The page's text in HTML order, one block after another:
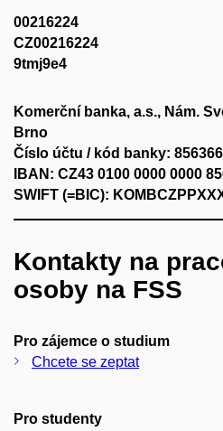
00216224
CZ00216224
9tmj9e4
Komerční banka, a.s., Nám.
Brno
Číslo účtu / kód banky:
IBAN: CZ43 0100 0000 0000
SWIFT (=BIC):
Kontakty na
osoby na FSS
Pro zájemce o studium
Chcete se zeptat
Pro studenty